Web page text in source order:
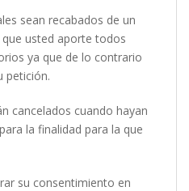
sean recabados de un
usted aporte todos
ya que de lo contrario
petición.
cancelados cuando hayan
la finalidad para la que
su consentimiento en